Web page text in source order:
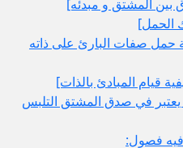
بين المشتق و مبدئه‏]
الحمل‏]
حمل صفات البارئ على ذاته
قيام المبادئ بالذات‏]
في صدق المشتق التلبس
فيه فصول: